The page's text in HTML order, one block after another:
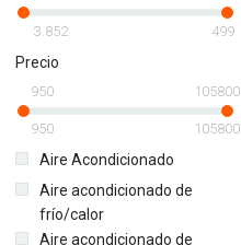
3.852 499
Precio
950 105800
950 105800
Aire Acondicionado
Aire acondicionado de
frío/calor
Aire acondicionado de